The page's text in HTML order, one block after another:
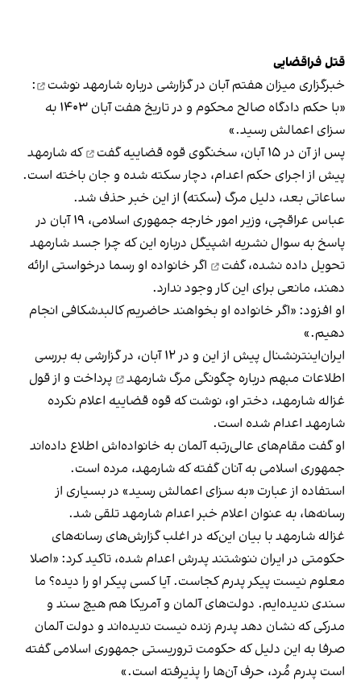
قتل فراقضایی
خبرگزاری میزان هفتم آبان در گزارشی درباره شارمهدنوشت
:
«با حکم دادگاه صالح محکوم و در تاریخ هفت آبان ۱۴۰۳ به
سزای اعمالش رسید.»
پس از آن در ۱۵ آبان، سخنگوی قوه قضاییه
گفت
که شارمهد
پیش از اجرای حکم اعدام، دچار سکته شده و جان باخته است.
ساعاتی بعد، دلیل مرگ (سکته) از این خبر حذف شد.
عباس عراقچی، وزیر امور خارجه جمهوری اسلامی، ۱۹ آبان در
پاسخ به سوال نشریه اشپیگل درباره این که چرا جسد شارمهد
تحویل داده نشده،گفت
اگر خانواده او رسما درخواستی ارائه
دهند، مانعی برای این کار وجود ندارد.
او افزود: «اگر خانواده او بخواهند حاضریم کالبدشکافی انجام
دهیم.»
ایران‌اینترنشنال پیش از این و در ۱۲ آبان، در گزارشی به بررسی
اطلاعات مبهم درباره چگونگی مرگ شارمهد
پرداخت و از قول
غزاله شارمهد، دختر او، نوشت که قوه قضاییه اعلام نکرده
شارمهد اعدام شده است.
او گفت مقام‌های عالی‌رتبه آلمان به خانواده‌اش اطلاع داده‌اند
جمهوری اسلامی به آنان گفته که شارمهد، مرده است.
استفاده از عبارت «به سزای اعمالش رسید» در بسیاری از
رسانه‌ها، به عنوان اعلام خبر اعدام شارمهد تلقی شد.
غزاله شارمهد با بیان این‌که در اغلب گزارش‌های رسانه‌های
حکومتی در ایران ننوشتند پدرش اعدام شده، تاکید کرد: «اصلا
معلوم نیست پیکر پدرم کجاست. آیا کسی پیکر او را دیده؟ ما
سندی ندیده‌ایم. دولت‌های آلمان و آمریکا هم هیچ سند و
مدرکی که نشان دهد پدرم زنده نیست ندیده‌اند و دولت آلمان
صرفا به این دلیل که حکومت تروریستی جمهوری اسلامی گفته
است پدرم مُرد، حرف آن‌ها را پذیرفته است.»